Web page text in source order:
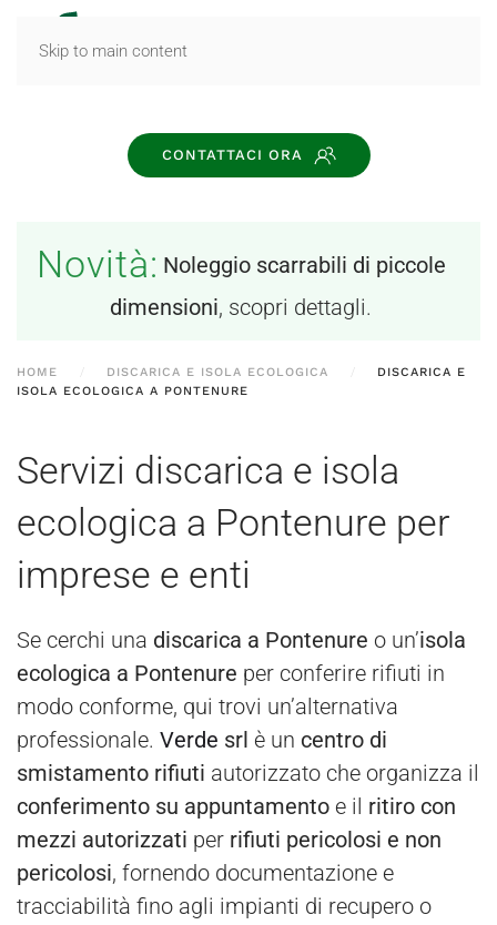
Skip to main content
CONTATTACI ORA
Novità: Noleggio scarrabili di piccole
dimensioni, scopri dettagli.
HOME DISCARICA E ISOLA ECOLOGICA
DISCARICA E
ISOLA ECOLOGICA A PONTENURE
Servizi discarica e isola
ecologica a Pontenure per
imprese e enti
Se cerchi una discarica a Pontenure o un’isola
ecologica a Pontenure per conferire rifiuti in
modo conforme, qui trovi un’alternativa
professionale. Verde srl è un centro di
smistamento rifiuti autorizzato che organizza il
conferimento su appuntamento e il ritiro con
mezzi autorizzati per rifiuti pericolosi e non
pericolosi, fornendo documentazione e
tracciabilità fino agli impianti di recupero o